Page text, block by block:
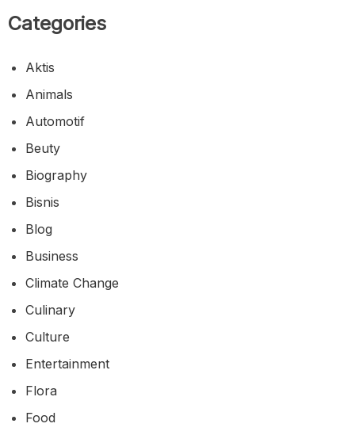
Categories
Aktis
Animals
Automotif
Beuty
Biography
Bisnis
Blog
Business
Climate Change
Culinary
Culture
Entertainment
Flora
Food